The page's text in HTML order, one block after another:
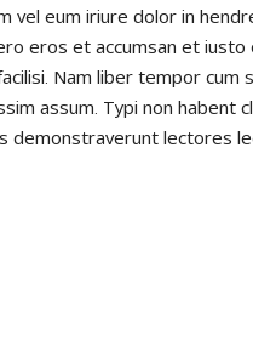
vel eum iriure dolor in
eros et accumsan et
Nam liber tempor cum
assum. Typi non habent
lectores